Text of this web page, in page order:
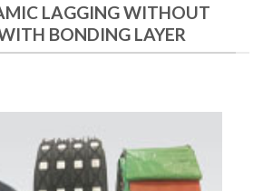
LAGGING WITHOUT
BONDING LAYER